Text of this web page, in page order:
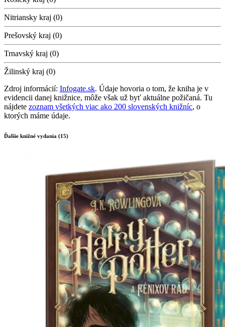
Nitriansky kraj (0)
Prešovský kraj (0)
Trnavský kraj (0)
Žilinský kraj (0)
Zdroj informácií: Infogate.sk. Údaje hovoria o tom, že kniha je v
evidencii danej knižnice, môže však už byť aktuálne požičaná. Tu
nájdete zoznam všetkých viac ako 200 slovenských knižníc, o
ktorých máme údaje.
Ďalšie knižné vydania (15)